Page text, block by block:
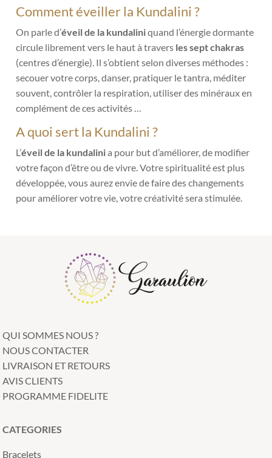
Comment éveiller la Kundalini ?
On parle d’éveil de la kundaliniquand l’énergie dormante
circule librement vers le haut à travers les sept chakras
(centres d’énergie). Il s’obtient selon diverses méthodes :
secouer votre corps, danser, pratiquer le tantra, méditer
souvent, contrôler la respiration, utiliser des minéraux en
complément de ces activités …
A quoi sert la Kundalini ?
L’éveil de la kundalinia pour but d’améliorer, de modifier
votre façon d’être ou de vivre. Votre spiritualité est plus
développée, vous aurez envie de faire des changements
pour améliorer votre vie, votre créativité sera stimulée.
QUI SOMMES NOUS ?
NOUS CONTACTER
LIVRAISON ET RETOURS
AVIS CLIENTS
PROGRAMME FIDELITE
CATEGORIES
Bracelets